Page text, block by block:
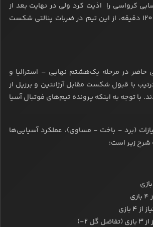
کرواسی را اذیت کرد ولی در نهایت بعد از
تساوی یک بر یک در 120 دقیقه، از این تیم در ضربات پنالتی شکست
حاضر در مرحله یک‌هشتم نهایی – استرالیا و
با قبول شکست مقابل آرژانتین و برزیل از
با توجه به اینکه پرونده تیم‌های فوتبال آسیا
(برد - باخت - مساوی)، عملکرد آسیایی‌ها
شرح زیر است: